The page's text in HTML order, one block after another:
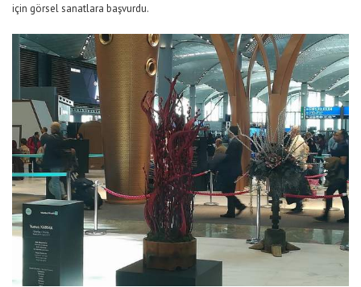
için görsel sanatlara başvurdu.